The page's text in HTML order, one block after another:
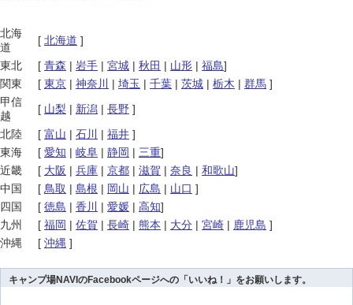
北海
道
[ 北海道 ]
東北
[ 青森 | 岩手 | 宮城 | 秋田 | 山形 | 福島]
関東
[ 東京 | 神奈川 | 埼玉 | 千葉 | 茨城 | 栃木 | 群馬 ]
甲信
越
[ 山梨 | 新潟 | 長野 ]
北陸
[ 富山 | 石川 | 福井 ]
東海
[ 愛知 | 岐阜 | 静岡 | 三重]
近畿
[ 大阪 | 兵庫 | 京都 | 滋賀 | 奈良 | 和歌山]
中国
[ 鳥取 | 島根 | 岡山 | 広島 | 山口 ]
四国
[ 徳島 | 香川 | 愛媛 | 高知]
九州
[ 福岡 | 佐賀 | 長崎 | 熊本 | 大分 | 宮崎 | 鹿児島 ]
沖縄
[ 沖縄 ]
キャンプ場NAVIのFacebookページへの「いいね！」をお願いします。